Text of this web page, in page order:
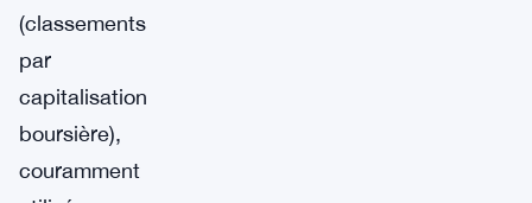
(classements
par
capitalisation
boursière),
couramment